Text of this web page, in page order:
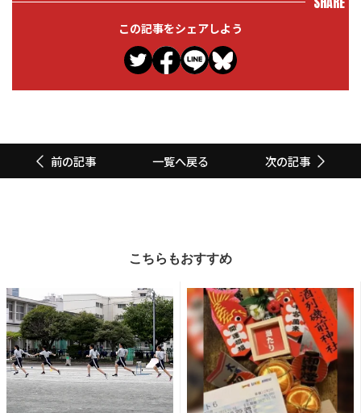
この記事をシェアしよう
前の記事 一覧へ戻る 次の記事
こちらもおすすめ